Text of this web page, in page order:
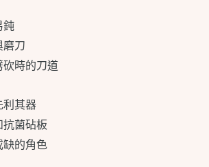
鈍
磨刀
時的刀道
利其器
抗菌砧板
缺的角色